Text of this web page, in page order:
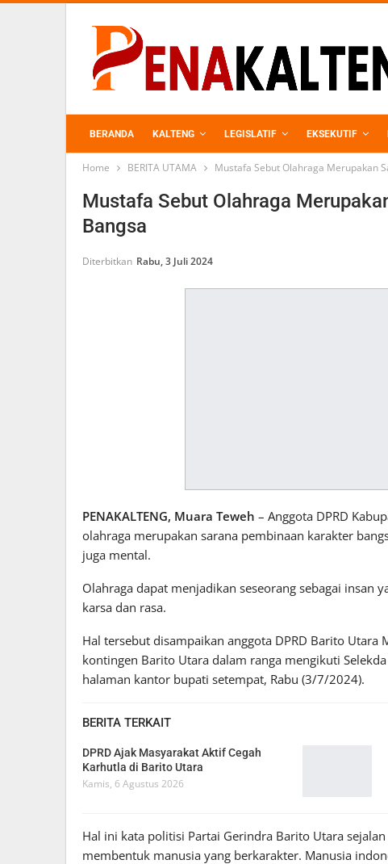
BERANDA KALTENG LEGISLATIF EKSEKUTIF
PERKEBUNAN
Home BERITA UTAMA Mustafa Sebut Olahraga Merupakan
Mustafa Sebut Olahraga
Bangsa
Diterbitkan Rabu, 3 Juli 2024
PENAKALTENG, Muara Teweh – Anggota DPRD
olahraga merupakan sarana pembinaan karakter
juga mental.
Olahraga dapat menjadikan seseorang sebagai insan
karsa dan rasa.
Hal tersebut disampaikan anggota DPRD Barito Utara
kontingen Barito Utara dalam ranga mengikuti
halaman kantor bupati setempat, Rabu (3/7/2024).
BERITA TERKAIT
DPRD Ajak Masyarakat Aktif Cegah
Karhutla di Barito Utara
Kamis, 6 Agustus 2026
Hal ini kata politisi Partai Gerindra Barito Utara
membentuk manusia yang berkarakter. Manusia